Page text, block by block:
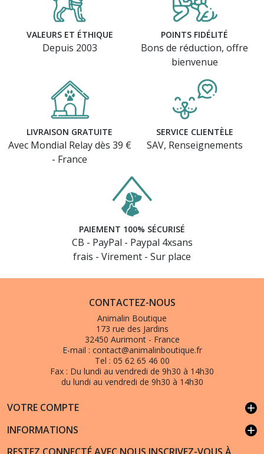
VALEURS ET ÉTHIQUE
Depuis 2003
POINTS FIDÉLITÉ
Bons de réduction, offre
bienvenue
LIVRAISON GRATUITE
Avec Mondial Relay dès 39 €
- France
SERVICE CLIENTÈLE
SAV, Renseignements
PAIEMENT 100% SÉCURISÉ
CB - PayPal - Paypal 4xsans
frais - Virement - Sur place
CONTACTEZ-NOUS
Animalin Boutique
173 rue des Jardins
32450 Aurimont - France
E-mail : contact@animalinboutique.fr
Tel : 05 62 65 46 00
Fax : Du lundi au vendredi de 9h30 à 14h30
du lundi au vendredi de 9h30 à 14h30
VOTRE COMPTE add
INFORMATIONS add